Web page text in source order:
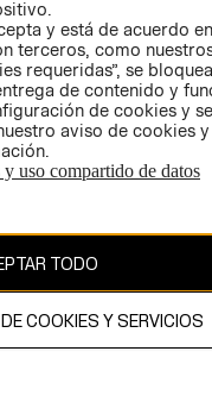
por copyright y es
y está de acuerdo
terceros, como
requeridas”, se
de contenido y
de cookies y
aviso de cookies
uso compartido de datos
TODO
COOKIES Y SERVICIOS